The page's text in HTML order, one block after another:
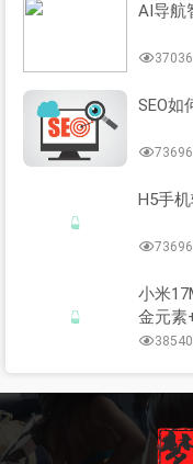
AI导航
37036
SEO如
73696
H5手
73696
小米
金元素
38540